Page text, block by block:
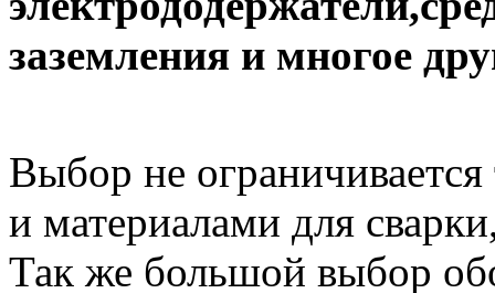
заземления и многое
Выбор не
и материалами для
Так же большой выбор